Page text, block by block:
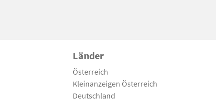
Länder
Österreich
Kleinanzeigen Österreich
Deutschland